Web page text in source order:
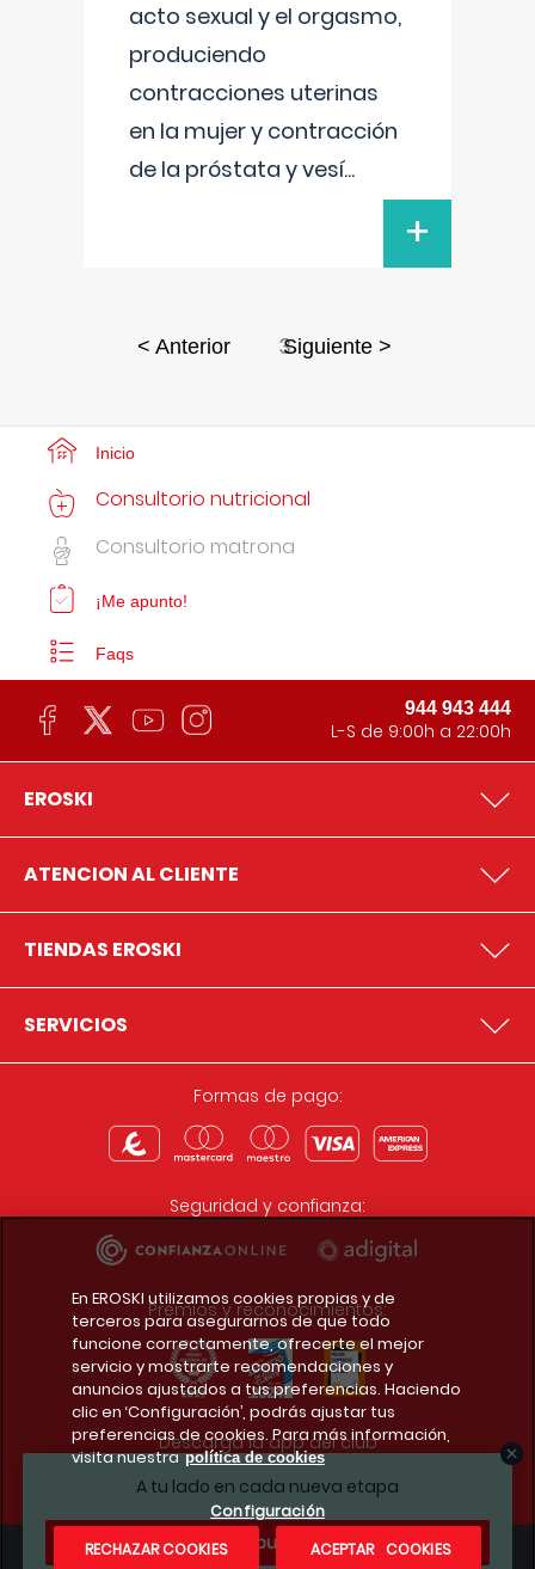
acto sexual y el orgasmo,
produciendo
contracciones uterinas
en la mujer y contracción
de la próstata y vesí...
+
< Anterior 3Siguiente >
A tu lado en cada nueva etapa
¿Te apuntas?
Inicio
Consultorio nutricional
Consultorio matrona
¡Me apunto!
Faqs
944 943 444
L-S de 9:00h a 22:00h
EROSKI
ATENCION AL CLIENTE
TIENDAS EROSKI
SERVICIOS
Formas de pago:
Seguridad y confianza:
Premios y reconocimientos:
Descarga la app del club
En EROSKI utilizamos cookies propias y de
terceros para asegurarnos de que todo
funcione correctamente, ofrecerte el mejor
servicio y mostrarte recomendaciones y
anuncios ajustados a tus preferencias. Haciendo
clic en ‘Configuración’, podrás ajustar tus
preferencias de cookies. Para más información,
visita nuestra política de cookies
Configuración
RECHAZAR COOKIES
ACEPTAR COOKIES